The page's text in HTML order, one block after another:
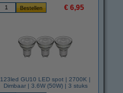
€ 6,95
123led GU10 LED spot | 2700K |
Dimbaar | 3.6W (50W) | 3 stuks